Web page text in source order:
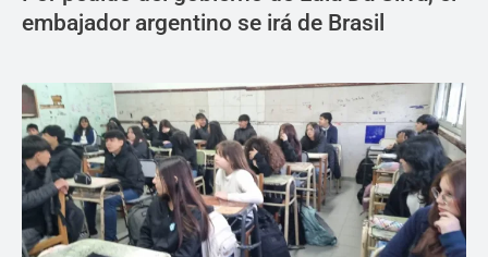
embajador argentino se irá de Brasil